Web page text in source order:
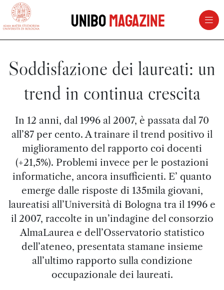
vai al contenuto della pagina
UniboMagazine
Soddisfazione dei laureati: un
trend in continua crescita
In 12 anni, dal 1996 al 2007, è passata dal 70
all’87 per cento. A trainare il trend positivo il
miglioramento del rapporto coi docenti
(+21,5%). Problemi invece per le postazioni
informatiche, ancora insufficienti. E’ quanto
emerge dalle risposte di 135mila giovani,
laureatisi all’Università di Bologna tra il 1996 e
il 2007, raccolte in un’indagine del consorzio
AlmaLaurea e dell’Osservatorio statistico
dell’ateneo, presentata stamane insieme
all’ultimo rapporto sulla condizione
occupazionale dei laureati.